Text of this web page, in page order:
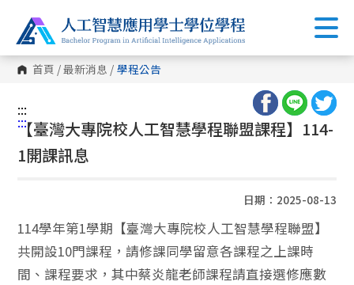
首頁 /最新消息 / 學程公告
:::
:::
【臺灣大專院校人工智慧學程聯盟課程】114-
1開課訊息
日期：2025-08-13
114學年第1學期【臺灣大專院校人工智慧學程聯盟】
共開設10門課程，請修課同學留意各課程之上課時
間、課程要求，其中蔡炎龍老師課程請直接選修應數